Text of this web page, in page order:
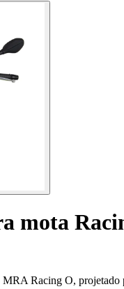
mota
Racing O, projetado